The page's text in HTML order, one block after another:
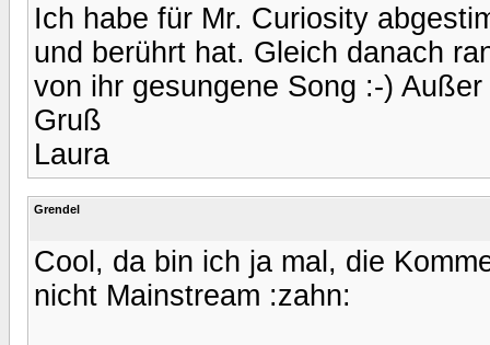
Ich habe für Mr. Curiosity
und berührt hat. Gleich danach
von ihr gesungene Song :-)
Gruß
Laura
Grendel
Cool, da bin ich ja mal, die
nicht Mainstream :zahn: